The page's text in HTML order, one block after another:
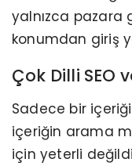
yalnızca pazara
konumdan giriş
Çok Dilli SEO
Sadece bir
içeriğin arama
için yeterli